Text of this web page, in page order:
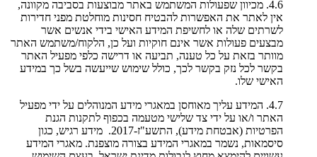
4.6. מכיוון שפעולות המשתמש באתר מבוצעות בסביבה מקוונה,
אין לאתר את האפשרות להבטיח חסינות מוחלטת מפני חדירות
לשרתים שלה או לחשיפת המידע האישי בידי אנשים אשר
מבצעים פעולות אשר אינם חוקיות ועל כן, הלקוח/משתמש האתר
מוותר בזאת על כל טענה, תביעה או דרישה כלפי מפעיל האתר
בקשר לכל נזק בקשר לכך, כולל שימוש שייעשה בשל כך במידע
האישי שלו.
4.7. המידע עליך מאוחסן במאגרי מידע המנוהלים על ידי מפעיל
האתר ו/או על ידי צד שלישי מטעמה בכפוף לתקנות הגנת
הפרטיות (אבטחת מידע), התשע"ז-2017. מידע רגיש, כגון
סיסמאות, נשמר במאגרי המידע בצורה מוצפנת. מאגרי המידע